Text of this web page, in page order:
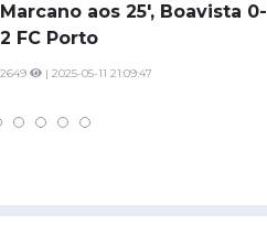
Marcano aos 25', Boavista 0-
2 FC Porto
2649 | 2025-05-11 21:09:47